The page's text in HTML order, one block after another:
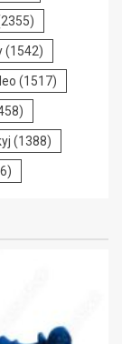
(1542)
(1517)
(1388)